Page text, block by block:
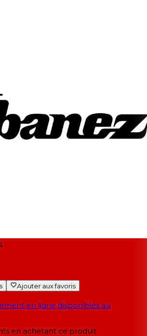
Ajouter aux favoris
en ligne disponibles au
en achetant ce produit